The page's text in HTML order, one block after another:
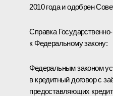
2010 года и одобрен
Справка
к Федеральному закону:
Федеральным законом
в кредитный договор с
предоставляющих